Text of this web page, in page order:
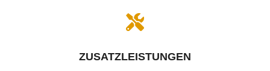

ZUSATZLEISTUNGEN